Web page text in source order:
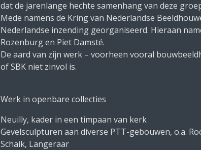
dat de jarenlange hechte samenhang van deze
Mede namens de Kring van Nederlandse
Nederlandse inzending georganiseerd. Hieraan
Rozenburg en Piet Damsté.
De aard van zijn werk – voorheen vooral
of SBK niet zinvol is.
Werk in openbare collecties
Neuilly, kader in een timpaan van kerk
Gevelsculpturen aan diverse PTT-gebouwen, o.a.
Schaik, Langeraar